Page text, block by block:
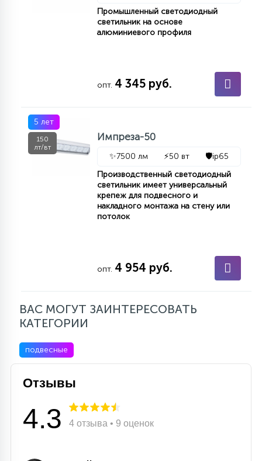
Промышленный светодиодный
светильник на основе
алюминиевого профиля
опт. 4 345 руб.
5 лет
150
лт/вт
Импреза-50
✨7500 лм ⚡50 вт 🛡️ip65
Производственный светодиодный
светильник имеет универсальный
крепеж для подвесного и
накладного монтажа на стену или
потолок
опт. 4 954 руб.
ВАС МОГУТ ЗАИНТЕРЕСОВАТЬ
КАТЕГОРИИ
подвесные
Отзывы
4.3 4 отзыва • 9 оценок